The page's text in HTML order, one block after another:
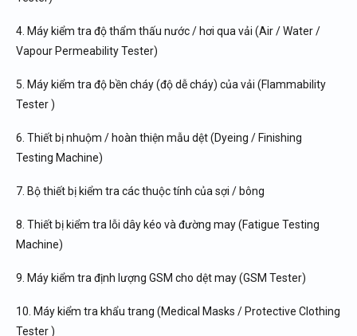
4. Máy kiểm tra độ thẩm thấu nước / hơi qua vải (Air / Water /
Vapour Permeability Tester)
5. Máy kiểm tra độ bền cháy (độ dễ cháy) của vải (Flammability
Tester )
6. Thiết bị nhuộm / hoàn thiện mẫu dệt (Dyeing / Finishing
Testing Machine)
7. Bộ thiết bị kiểm tra các thuộc tính của sợi / bông
8. Thiết bị kiểm tra lỗi dây kéo và đường may (Fatigue Testing
Machine)
9. Máy kiểm tra định lượng GSM cho dệt may (GSM Tester)
10. Máy kiểm tra khẩu trang (Medical Masks / Protective Clothing
Tester )